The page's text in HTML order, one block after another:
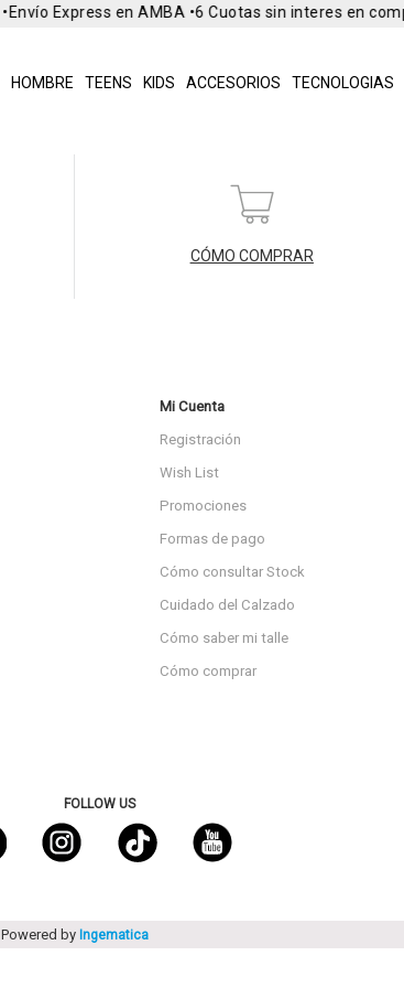
HOMBRE TEENS KIDS ACCESORIOS TECNOLOGIAS
Envío Express en AMBA • 6 Cuotas sin interes en
CÓMO COMPRAR
Mi Cuenta
Registración
Wish List
Promociones
Formas de pago
Cómo consultar Stock
Cuidado del Calzado
Cómo saber mi talle
Cómo comprar
FOLLOW US
Powered by Ingematica